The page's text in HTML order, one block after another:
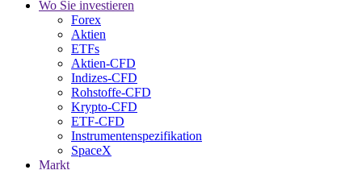
Wo Sie investieren
Forex
Aktien
ETFs
Aktien-CFD
Indizes-CFD
Rohstoffe-CFD
Krypto-CFD
ETF-CFD
Instrumentenspezifikation
SpaceX
Markt